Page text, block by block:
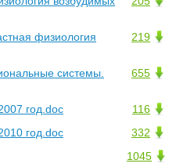
219
физиология
655
системы.
116
год.doc
332
год.doc
1045